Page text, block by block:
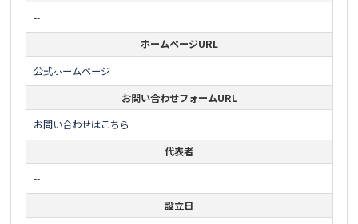
--
ホームページURL
公式ホームページ
お問い合わせフォームURL
お問い合わせはこちら
代表者
--
設立日